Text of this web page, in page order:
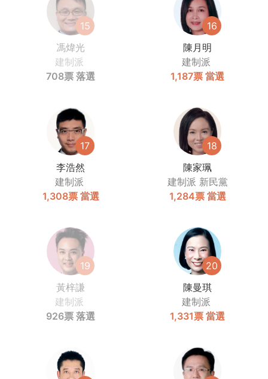
15
馮煒光
建制派
708票 落選
16
陳月明
建制派
1,187票 當選
17
李浩然
建制派
1,308票 當選
18
陳家珮
建制派 新民黨
1,284票 當選
19
黃梓謙
建制派
926票 落選
20
陳曼琪
建制派
1,331票 當選